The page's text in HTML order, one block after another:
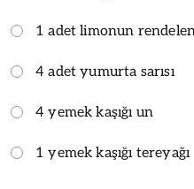
1 adet limonun
4 adet yumurta sarısı
4 yemek kaşığı un
1 yemek kaşığı tereyağı